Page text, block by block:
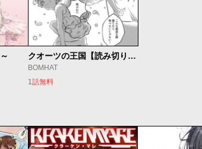
クオーツの王国【読み切り版】
BOMHAT
1話無料